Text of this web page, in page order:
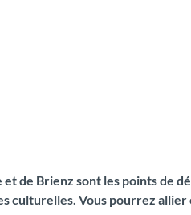
de Brienz sont les points de
culturelles. Vous pourrez